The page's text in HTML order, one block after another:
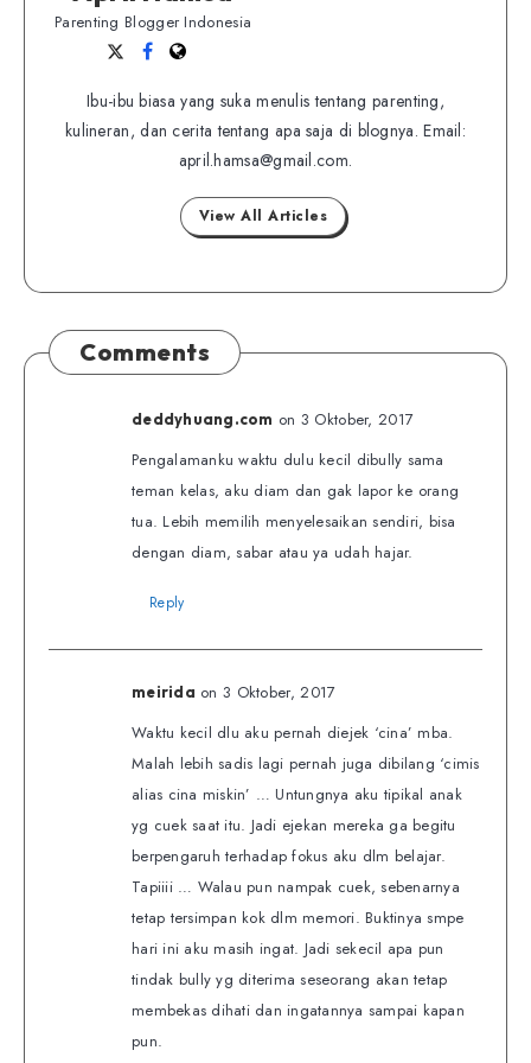
Parenting Blogger Indonesia
Follow
on
Twitter
Follow
on
Facebook
Website
Ibu-ibu biasa yang suka menulis tentang parenting,
kulineran, dan cerita tentang apa saja di blognya. Email:
april.hamsa@gmail.com.
View All Articles
Comments
deddyhuang.com on 3 Oktober, 2017
Pengalamanku waktu dulu kecil dibully sama
teman kelas, aku diam dan gak lapor ke orang
tua. Lebih memilih menyelesaikan sendiri, bisa
dengan diam, sabar atau ya udah hajar.
Reply
meirida on 3 Oktober, 2017
Waktu kecil dlu aku pernah diejek ‘cina’ mba.
Malah lebih sadis lagi pernah juga dibilang ‘cimis
alias cina miskin’ … Untungnya aku tipikal anak
yg cuek saat itu. Jadi ejekan mereka ga begitu
berpengaruh terhadap fokus aku dlm belajar.
Tapiiii … Walau pun nampak cuek, sebenarnya
tetap tersimpan kok dlm memori. Buktinya smpe
hari ini aku masih ingat. Jadi sekecil apa pun
tindak bully yg diterima seseorang akan tetap
membekas dihati dan ingatannya sampai kapan
pun.